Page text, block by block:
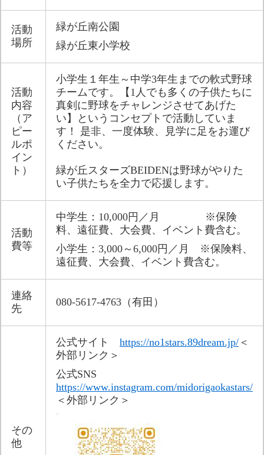
活動
場所​
緑が丘南公園​
緑が丘東小学校​
活動
内容
（ア
ピー
ルポ
イン
ト）​
小学生１年生～中学3年生までの軟式野球
チームです。【1人でも多くの子供たちに
真剣に野球をチャレンジさせてあげた
い】というコンセプトで活動していま
す！ 是非、一度体験、見学に足をお運び
ください。
緑が丘スターズBEIDENは野球がやりた
い子供たちを全力で応援します。​
活動
費等​
中学生：10,000円／月 　　　　※保険
料、遠征費、大会費、イベント費含む。​
小学生：3,000～6,000円／月　※保険料、
遠征費、大会費、イベント費含む。​
連絡
先
080-5617-4763（有田）
その
他
公式サイト https://no1stars.89dream.jp/ ＜
外部リンク＞
​公式SNS
https://www.instagram.com/midorigaokastars/
＜外部リンク＞